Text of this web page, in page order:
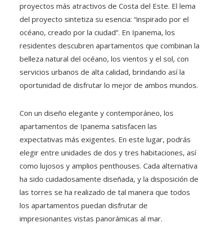
proyectos más atractivos de Costa del Este. El lema
del proyecto sintetiza su esencia: “inspirado por el
océano, creado por la ciudad”. En Ipanema, los
residentes descubren apartamentos que combinan la
belleza natural del océano, los vientos y el sol, con
servicios urbanos de alta calidad, brindando así la
oportunidad de disfrutar lo mejor de ambos mundos.
Con un diseño elegante y contemporáneo, los
apartamentos de Ipanema satisfacen las
expectativas más exigentes. En este lugar, podrás
elegir entre unidades de dos y tres habitaciones, así
como lujosos y amplios penthouses. Cada alternativa
ha sido cuidadosamente diseñada, y la disposición de
las torres se ha realizado de tal manera que todos
los apartamentos puedan disfrutar de
impresionantes vistas panorámicas al mar.